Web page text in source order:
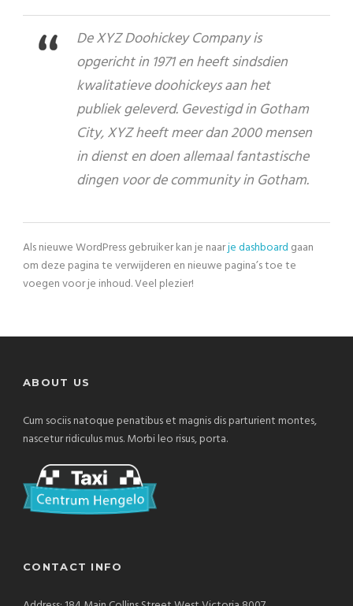
De XYZ Doohickey Company is
opgericht in 1971 en heeft sindsdien
kwalitatieve doohickeys aan het
publiek geleverd. Gevestigd in Gotham
City, XYZ heeft meer dan 2000 mensen
in dienst en doen allemaal fantastische
dingen voor de community in Gotham.
Als nieuwe WordPress gebruiker kan je naarje dashboard gaan
om deze pagina te verwijderen en nieuwe pagina’s toe te
voegen voor je inhoud. Veel plezier!
ABOUT US
Cum sociis natoque penatibus et magnis dis parturient montes,
nascetur ridiculus mus. Morbi leo risus, porta.
CONTACT INFO